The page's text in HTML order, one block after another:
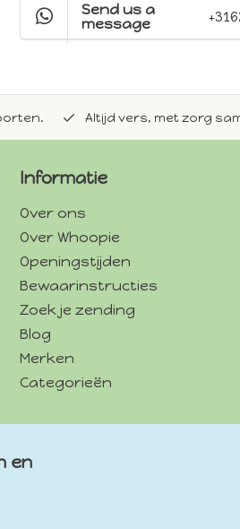
Send us a
message
Altijd vers, met zorg
Informatie
Over ons
Over Whoopie
Openingstijden
Bewaarinstructies
Zoek je zending
Blog
Merken
Categorieën
en